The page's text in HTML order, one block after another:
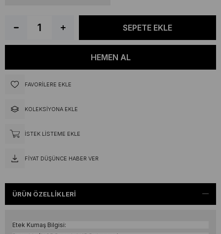
FAVORILERE EKLE
KOLEKSIYONA EKLE
İSTEK LISTEME EKLE
FIYAT DÜŞÜNCE HABER VER
ÜRÜN ÖZELLIKLERI
Etek Kumaş Bilgisi: